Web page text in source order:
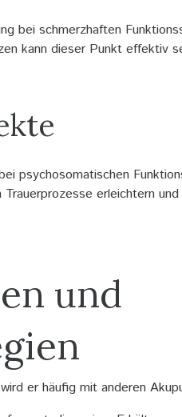
bei schmerzhaften
kann dieser Punkt effektiv
psychosomatischen
erleichtern
und
er häufig mit anderen